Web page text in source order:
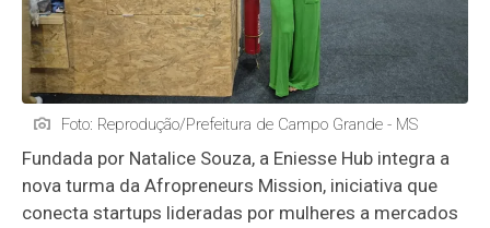
Foto: Reprodução/Prefeitura de Campo Grande - MS
Fundada por Natalice Souza, a Eniesse Hub integra a
nova turma da Afropreneurs Mission, iniciativa que
conecta startups lideradas por mulheres a mercados